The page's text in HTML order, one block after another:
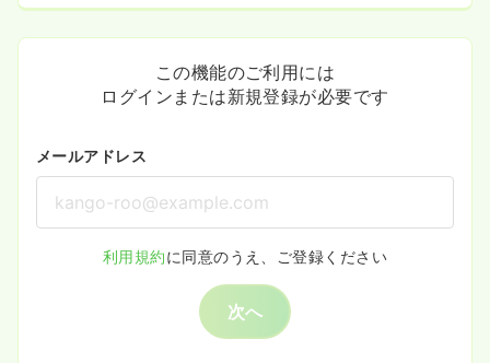
この機能のご利用には
ログインまたは新規登録が必要です
メールアドレス
利用規約に同意のうえ、ご登録ください
次へ